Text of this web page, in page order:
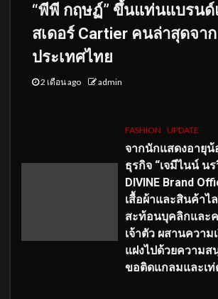
“พีพี กฤษฏ์” ขึ้นแท่นแบรน
สเดอร์ Cartier คนล่าสุดจาก
ประเทศไทย
2 เดือน ago admin
FASHION UPDATE
จากนักแสดงอายุน้
ธุรกิจ “เจมีไนน์ น
DIVINE Brand
เสื้อผ้าและสินค้าไ
สะท้อนบุคลิกและ
เจ้าตัว ผสานความ
แฝงไปด้วยความ
ขอติดแกลมและเ